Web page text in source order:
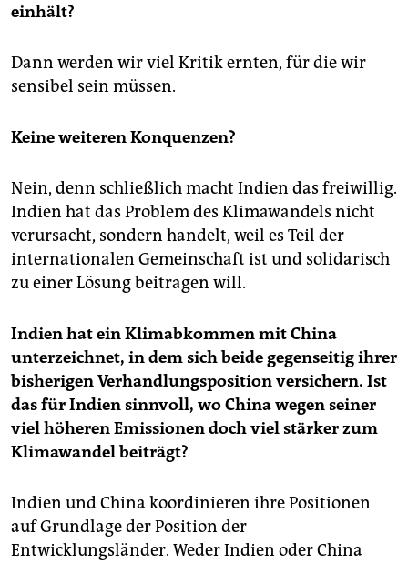
einhält?
Dann werden wir viel Kritik ernten, für die wir
sensibel sein müssen.
Keine weiteren Konquenzen?
Nein, denn schließlich macht Indien das freiwillig.
Indien hat das Problem des Klimawandels nicht
verursacht, sondern handelt, weil es Teil der
internationalen Gemeinschaft ist und solidarisch
zu einer Lösung beitragen will.
Indien hat ein Klimabkommen mit China
unterzeichnet, in dem sich beide gegenseitig ihrer
bisherigen Verhandlungsposition versichern. Ist
das für Indien sinnvoll, wo China wegen seiner
viel höheren Emissionen doch viel stärker zum
Klimawandel beiträgt?
Indien und China koordinieren ihre Positionen
auf Grundlage der Position der
Entwicklungsländer. Weder Indien oder China